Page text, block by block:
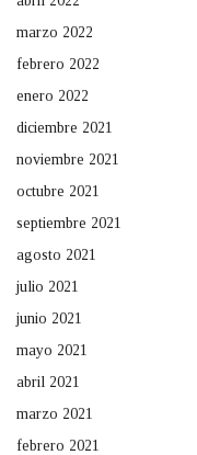
marzo 2022
febrero 2022
enero 2022
diciembre 2021
noviembre 2021
octubre 2021
septiembre 2021
agosto 2021
julio 2021
junio 2021
mayo 2021
abril 2021
marzo 2021
febrero 2021